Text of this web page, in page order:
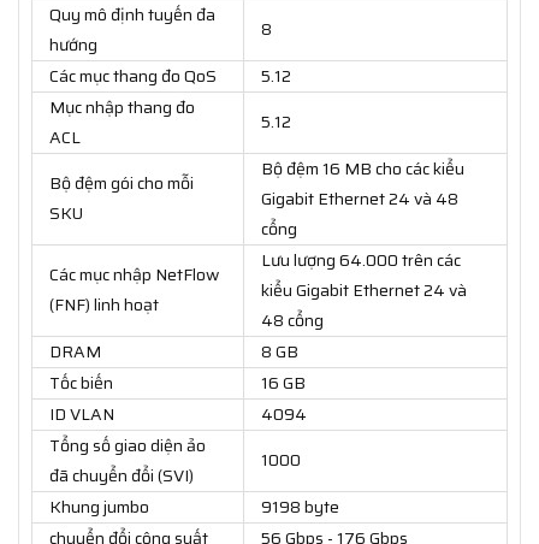
Quy mô định tuyến đa
hướng
8
Các mục thang đo QoS
5.12
Mục nhập thang đo
ACL
5.12
Bộ đệm gói cho mỗi
SKU
Bộ đệm 16 MB cho các kiểu
Gigabit Ethernet 24 và 48
cổng
Các mục nhập NetFlow
(FNF) linh hoạt
Lưu lượng 64.000 trên các
kiểu Gigabit Ethernet 24 và
48 cổng
DRAM
8 GB
Tốc biến
16 GB
ID VLAN
4094
Tổng số giao diện ảo
đã chuyển đổi (SVI)
1000
Khung jumbo
9198 byte
chuyển đổi công suất
56 Gbps - 176 Gbps